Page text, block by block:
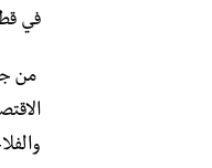
في